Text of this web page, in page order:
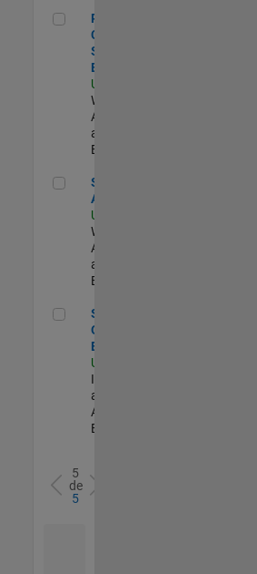
Principal Cloud Software Engineer
Principal
Cloud
Software
Engineer
US-MA-Natick
Web
Applications
and Services |
Experimentado
Senior Applied AI Engineer
Senior Applied
AI Engineer
US-MA-Natick
Web
Applications
and Services |
Experimentado
Senior Observability Engineer
Senior
Observability
Engineer
US-MA-Natick
Infrastructure
and
Architecture |
Experimentado
5
de
5